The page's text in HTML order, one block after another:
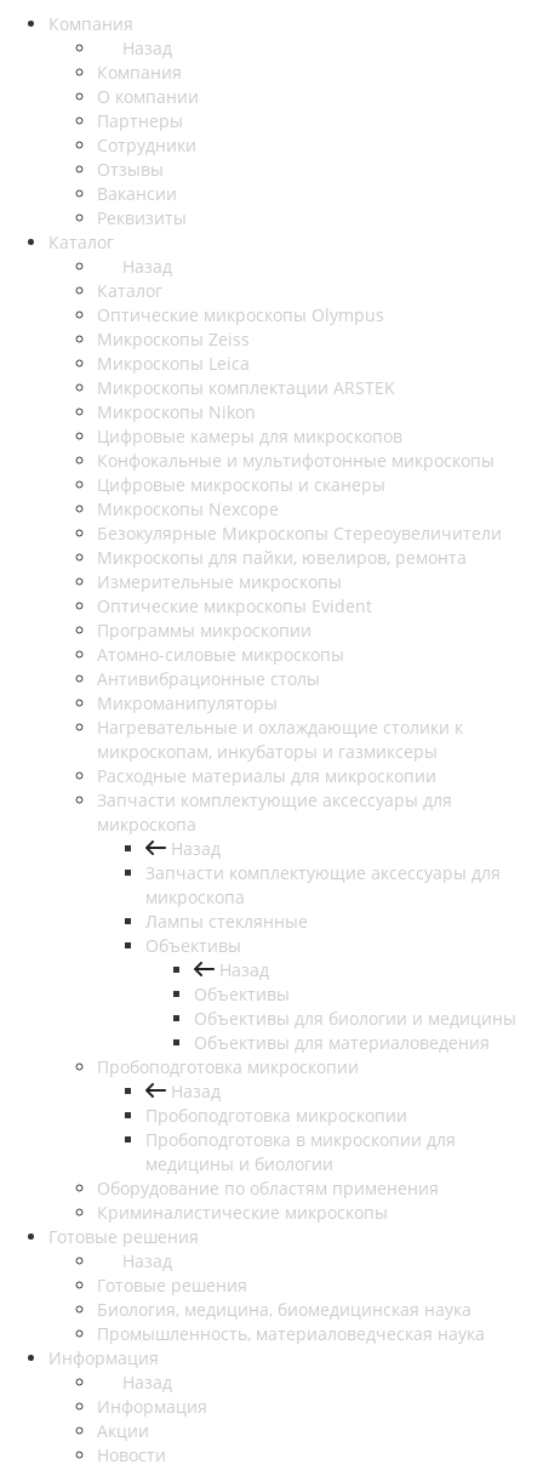
Компания
Назад
Компания
О компании
Партнеры
Сотрудники
Отзывы
Вакансии
Реквизиты
Каталог
Назад
Каталог
Оптические микроскопы Olympus
Микроскопы Zeiss
Микроскопы Leica
Микроскопы комплектации ARSTEK
Микроскопы Nikon
Цифровые камеры для микроскопов
Конфокальные и мультифотонные микроскопы
Цифровые микроскопы и сканеры
Микроскопы Nexcope
Безокулярные Микроскопы Стереоувеличители
Микроскопы для пайки, ювелиров, ремонта
Измерительные микроскопы
Оптические микроскопы Evident
Программы микроскопии
Атомно-силовые микроскопы
Антивибрационные столы
Микроманипуляторы
Нагревательные и охлаждающие столики к
микроскопам, инкубаторы и газмиксеры
Расходные материалы для микроскопии
Запчасти комплектующие аксессуары для
микроскопа
Назад
Запчасти комплектующие аксессуары для
микроскопа
Лампы стеклянные
Объективы
Назад
Объективы
Объективы для биологии и медицины
Объективы для материаловедения
Пробоподготовка микроскопии
Назад
Пробоподготовка микроскопии
Пробоподготовка в микроскопии для
медицины и биологии
Оборудование по областям применения
Криминалистические микроскопы
Готовые решения
Назад
Готовые решения
Биология, медицина, биомедицинская наука
Промышленность, материаловедческая наука
Информация
Назад
Информация
Акции
Новости